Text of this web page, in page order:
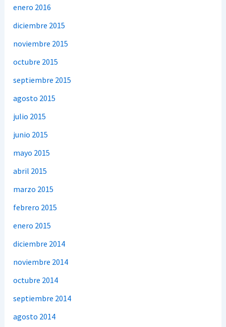
enero 2016
diciembre 2015
noviembre 2015
octubre 2015
septiembre 2015
agosto 2015
julio 2015
junio 2015
mayo 2015
abril 2015
marzo 2015
febrero 2015
enero 2015
diciembre 2014
noviembre 2014
octubre 2014
septiembre 2014
agosto 2014